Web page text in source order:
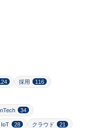
採用 116
34
IoT 28 クラウド 21